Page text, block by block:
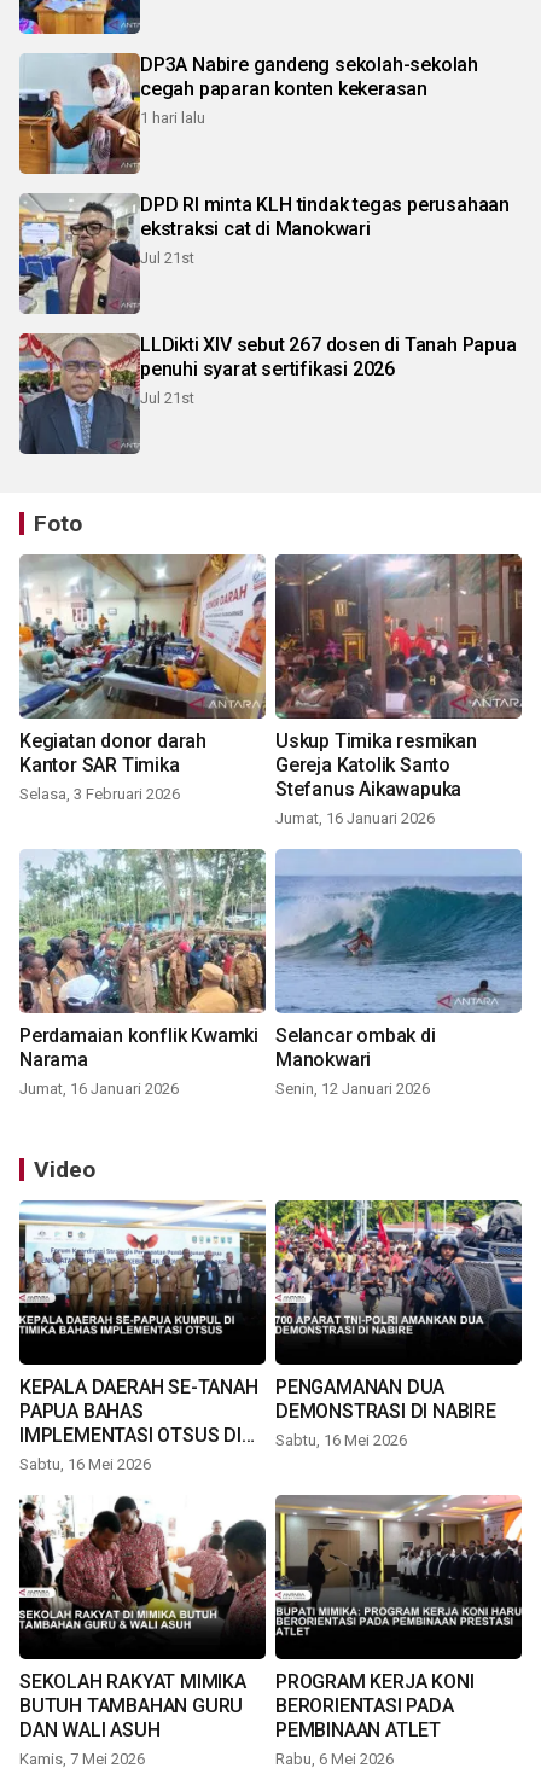
DP3A Nabire gandeng sekolah-sekolah
cegah paparan konten kekerasan
1 hari lalu
DPD RI minta KLH tindak tegas perusahaan
ekstraksi cat di Manokwari
Jul 21st
LLDikti XIV sebut 267 dosen di Tanah Papua
penuhi syarat sertifikasi 2026
Jul 21st
Foto
Kegiatan donor darah
Kantor SAR Timika
Selasa, 3 Februari 2026
Uskup Timika resmikan
Gereja Katolik Santo
Stefanus Aikawapuka
Jumat, 16 Januari 2026
Perdamaian konflik Kwamki
Narama
Jumat, 16 Januari 2026
Selancar ombak di
Manokwari
Senin, 12 Januari 2026
Video
KEPALA DAERAH SE-TANAH
PAPUA BAHAS
IMPLEMENTASI OTSUS DI
TIMIKA
Sabtu, 16 Mei 2026
PENGAMANAN DUA
DEMONSTRASI DI NABIRE
Sabtu, 16 Mei 2026
SEKOLAH RAKYAT MIMIKA
BUTUH TAMBAHAN GURU
DAN WALI ASUH
Kamis, 7 Mei 2026
PROGRAM KERJA KONI
BERORIENTASI PADA
PEMBINAAN ATLET
Rabu, 6 Mei 2026